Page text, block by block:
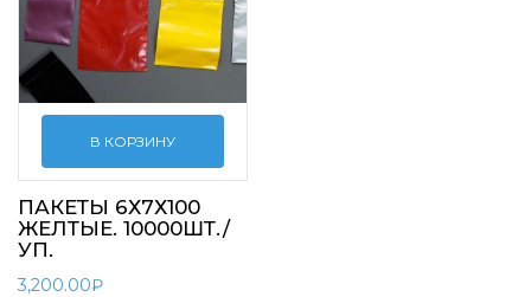
В КОРЗИНУ
ПАКЕТЫ 6Х7Х100
ЖЕЛТЫЕ. 10000ШТ./
УП.
3,200.00₽